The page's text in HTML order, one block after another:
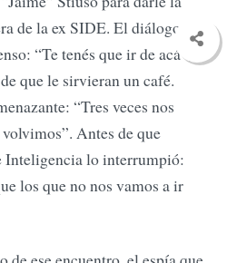
de la ex SIDE. El diálogo
“Te tenés que ir de acá”, le
que le sirvieran un café.
“Tres veces nos
Antes de que
Inteligencia lo interrumpió:
los que no nos vamos a ir